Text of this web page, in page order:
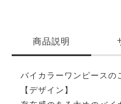
商品説明
バイカラーワンピースの
【デザイン】